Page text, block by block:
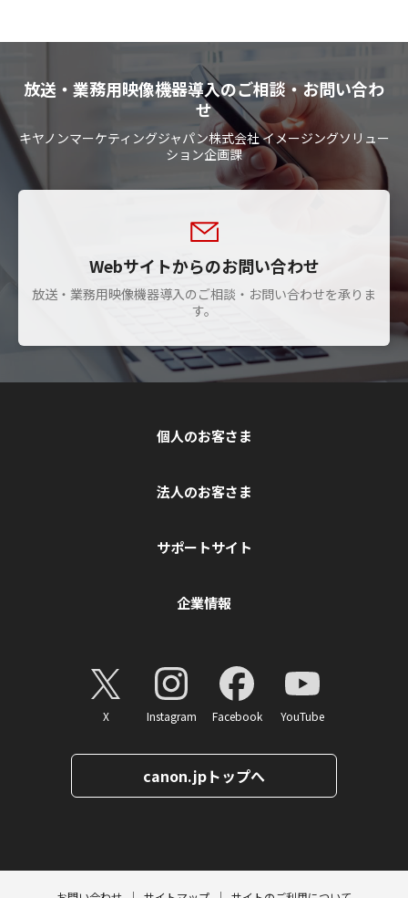
放送・業務用映像機器導入のご相談・お問い合わ
せ
キヤノンマーケティングジャパン株式会社 イメージングソリュー
ション企画課
Webサイトからのお問い合わせ
放送・業務用映像機器導入のご相談・お問い合わせを承りま
す。
個人のお客さま
法人のお客さま
サポートサイト
企業情報
X Instagram Facebook YouTube
canon.jpトップへ